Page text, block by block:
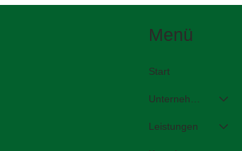
Wir zeigen Straßenerhaltung
Menü
Start
Leistungen